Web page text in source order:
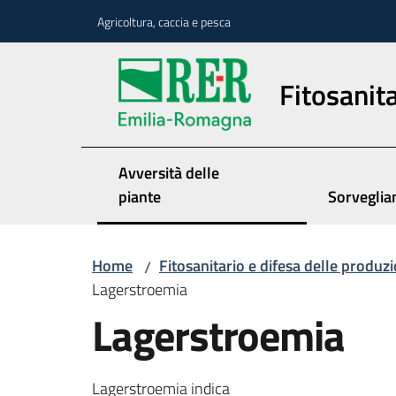
Agricoltura, caccia e pesca
Avversità delle
piante
Home / Fitosanitario e difesa delle
Lagerstroemia
Lagerstroemia
Lagerstroemia indica